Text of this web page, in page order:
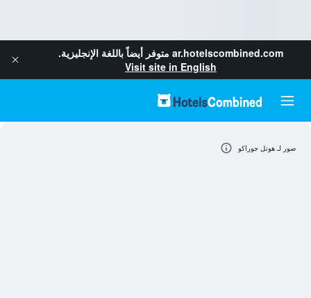
ar.hotelscombined.com متوفر أيضاً باللغة الإنجليزية.
Visit site in English
صور لـ هوتل جوراكو